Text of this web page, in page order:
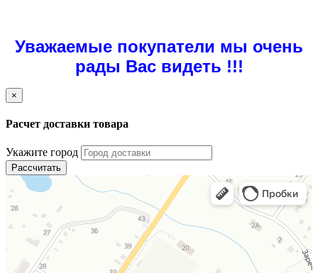
Уважаемые покупатели мы очень
рады Вас видеть !!!
×
Расчет доставки товара
Укажите город
Рассчитать